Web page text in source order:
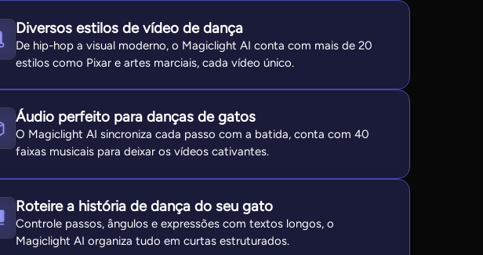
Diversos estilos de vídeo de dança
De hip-hop a visual moderno, o Magiclight AI conta com mais de 20
estilos como Pixar e artes marciais, cada vídeo único.
Áudio perfeito para danças de gatos
O Magiclight AI sincroniza cada passo com a batida, conta com 40
faixas musicais para deixar os vídeos cativantes.
Roteire a história de dança do seu gato
Controle passos, ângulos e expressões com textos longos, o
Magiclight AI organiza tudo em curtas estruturados.